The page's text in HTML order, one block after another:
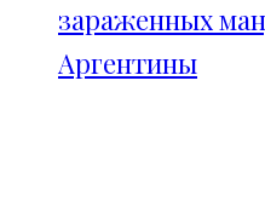
зараженных
Аргентины